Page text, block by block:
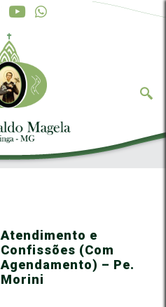
Atendimento e
Confissões (Com
Agendamento) – Pe.
Morini